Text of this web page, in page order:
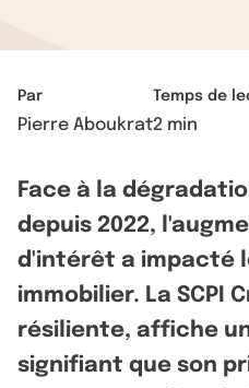
Par
Pierre Aboukrat
Temps de
2 min
Face à la
depuis 2022,
d'intérêt a impacté
immobilier. La SCPI
résiliente, affiche
signifiant que son